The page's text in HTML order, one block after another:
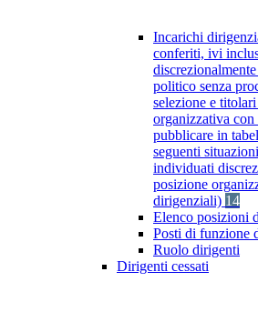
Incarichi
conferiti, ivi
politico senza
selezione e
organizzativa
pubblicare in
seguenti
individuati
posizione
dirigenziali) 14
Elenco posizioni
Posti di funzione
Ruolo dirigenti
Dirigenti cessati